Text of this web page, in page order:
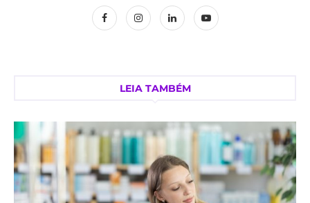
LEIA TAMBÉM